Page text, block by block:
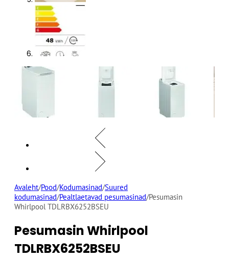
Avaleht/Pood/Kodumasinad/Suured
kodumasinad/Pealtlaetavad pesumasinad/Pesumasin
Whirlpool TDLRBX6252BSEU
Pesumasin Whirlpool
TDLRBX6252BSEU